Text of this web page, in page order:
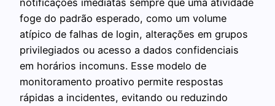
foge do padrão esperado, como um volume
atípico de falhas de login, alterações em grupos
privilegiados ou acesso a dados confidenciais
em horários incomuns. Esse modelo de
monitoramento proativo permite respostas
rápidas a incidentes, evitando ou reduzindo